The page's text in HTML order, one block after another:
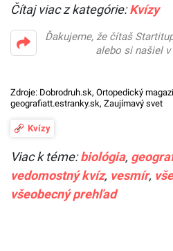
Čítaj viac z kategórie:Kvízy
Ďakujeme, že čítaš
alebo si našiel v
Zdroje: Dobrodruh.sk, Ortopedický
geografiatt.estranky.sk, Zaujímavý svet
Kvízy
Viac k téme:biológia,
vedomostný kvíz, vesmír,
všeobecný prehľad